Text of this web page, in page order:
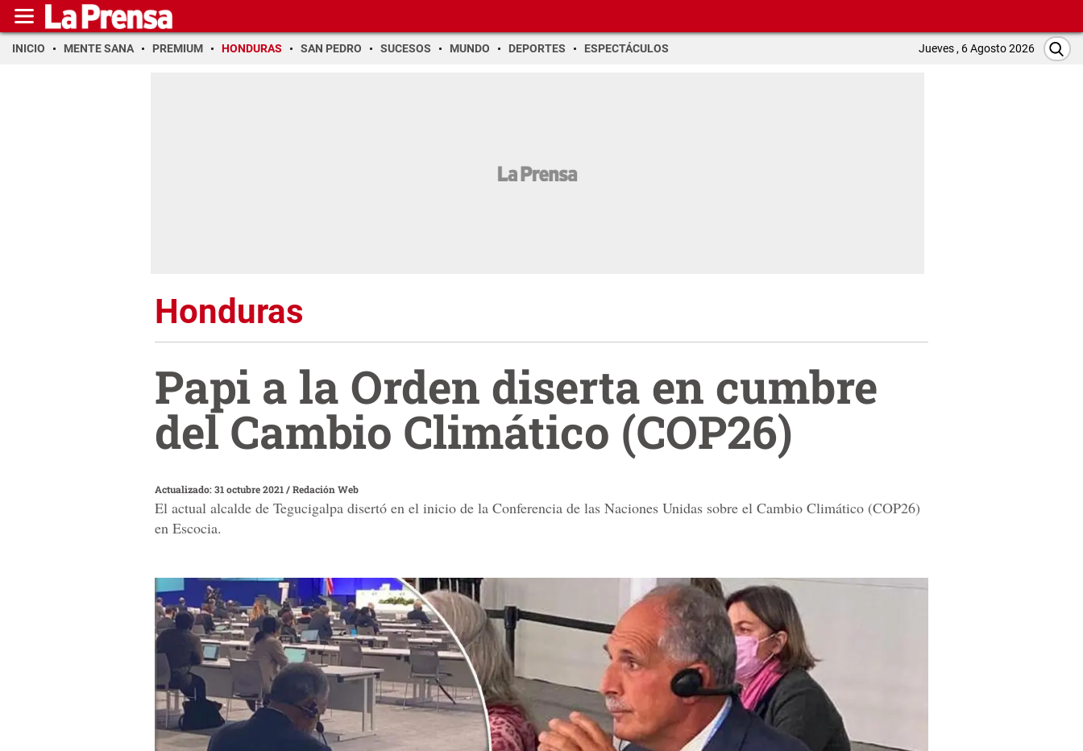
INICIO MENTE SANA PREMIUM HONDURAS SAN PEDRO SUCESOS MUNDO DEPORTES ESPECTÁCULOS Jueves , 6 Agosto 2026
Honduras
Papi a la Orden diserta en cumbre
del Cambio Climático (COP26)
Actualizado: 31 octubre 2021 /Redación Web
El actual alcalde de Tegucigalpa disertó en el inicio de la Conferencia de las Naciones Unidas sobre el Cambio Climático (COP26)
en Escocia.